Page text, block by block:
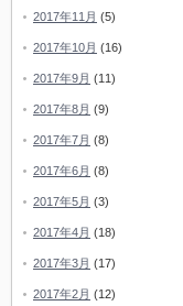
2017年11月 (5)
2017年10月 (16)
2017年9月 (11)
2017年8月 (9)
2017年7月 (8)
2017年6月 (8)
2017年5月 (3)
2017年4月 (18)
2017年3月 (17)
2017年2月 (12)